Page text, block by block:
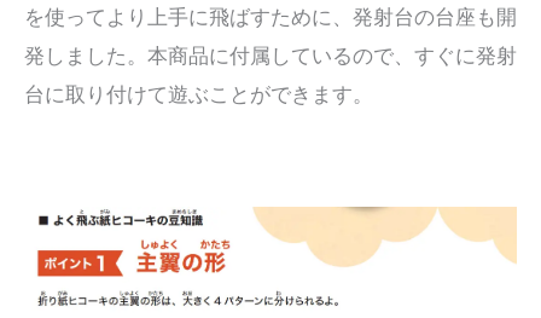
を使ってより上手に飛ばすために、発射台の台座も開
発しました。本商品に付属しているので、すぐに発射
台に取り付けて遊ぶことができます。